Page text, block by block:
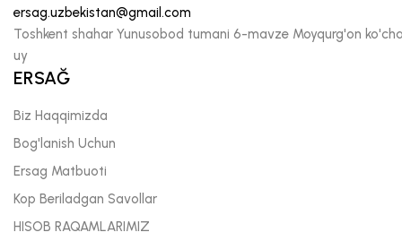
ersag.uzbekistan@gmail.com
Toshkent shahar Yunusobod tumani 6-mavze Moyqurg'on
uy
ERSAĞ
Biz Haqqimizda
Bog'lanish Uchun
Ersag Matbuoti
Kop Beriladgan Savollar
HISOB RAQAMLARIMIZ